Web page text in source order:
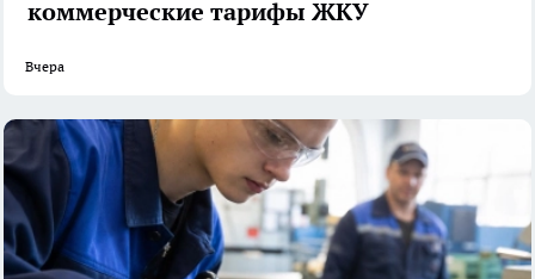
коммерческие тарифы ЖКУ
Вчера